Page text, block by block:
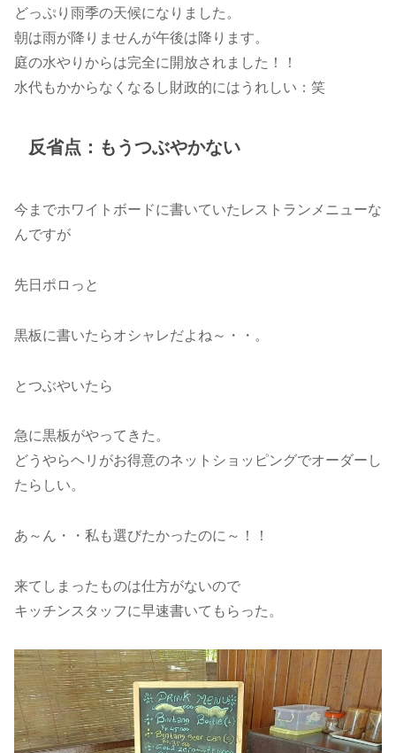
どっぷり雨季の天候になりました。
朝は雨が降りませんが午後は降ります。
庭の水やりからは完全に開放されました！！
水代もかからなくなるし財政的にはうれしい：笑
反省点：もうつぶやかない
今までホワイトボードに書いていたレストランメニューな
んですが
先日ポロっと
黒板に書いたらオシャレだよね～・・。
とつぶやいたら
急に黒板がやってきた。
どうやらヘリがお得意のネットショッピングでオーダーし
たらしい。
あ～ん・・私も選びたかったのに～！！
来てしまったものは仕方がないので
キッチンスタッフに早速書いてもらった。